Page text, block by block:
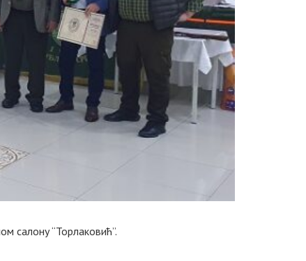
салону “Торлаковић”.